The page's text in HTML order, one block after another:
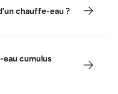
chauffe-eau ?
cumulus